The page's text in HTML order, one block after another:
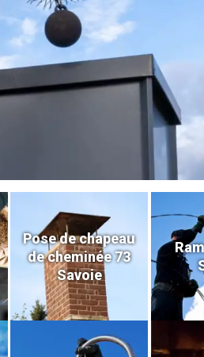
Pose de chapeau
de cheminée 73
Savoie